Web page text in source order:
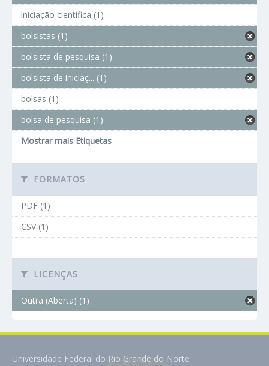
iniciação científica (1)
bolsistas (1)
bolsista de pesquisa (1)
bolsista de iniciaç... (1)
bolsas (1)
bolsa de pesquisa (1)
Mostrar mais Etiquetas
FORMATOS
PDF (1)
CSV (1)
LICENÇAS
Outra (Aberta) (1)
Universidade Federal do Rio Grande do Norte